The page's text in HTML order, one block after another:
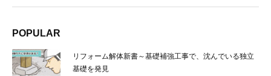
(24)
22)
(23 )
(24
(22 )
(23
(23)
(22)
(22)
(17)
POPULAR
リフォーム解体新書～基礎補強工事で、沈んでいる独立
基礎を発見